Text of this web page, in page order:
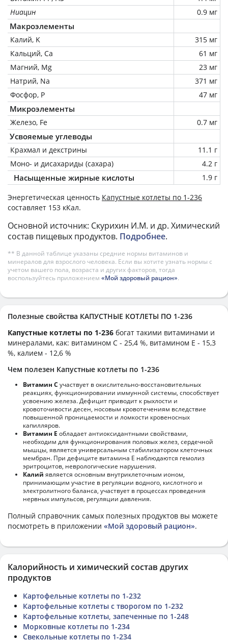
Ниацин
0.9 мг
Макроэлементы
Калий, K
315 мг
Кальций, Ca
61 мг
Магний, Mg
23 мг
Натрий, Na
371 мг
Фосфор, P
47 мг
Микроэлементы
Железо, Fe 0.7 мг
Усвояемые углеводы
Крахмал и декстрины
11.1 г
Моно- и дисахариды (сахара)
4.2 г
Насыщенные жирные кислоты 1.9 г
Энергетическая ценность Капустные котлеты по 1-236
составляет 153 кКал.
Основной источник: Скурихин И.М. и др. Химический
состав пищевых продуктов. Подробнее.
** В данной таблице указаны средние нормы витаминов и
минералов для взрослого человека. Если вы хотите узнать нормы с
учетом вашего пола, возраста и других факторов, тогда
воспользуйтесь приложением «Мой здоровый рацион».
Полезные свойства КАПУСТНЫЕ КОТЛЕТЫ ПО 1-236
Капустные котлеты по 1-236 богат такими витаминами и
минералами, как: витамином C - 25,4 %, витамином E - 15,3
%, калием - 12,6 %
Чем полезен Капустные котлеты по 1-236
Витамин С участвует в окислительно-восстановительных
реакциях, функционировании иммунной системы, способствует
усвоению железа. Дефицит приводит к рыхлости и
кровоточивости десен, носовым кровотечениям вследствие
повышенной проницаемости и ломкости кровеносных
капилляров.
Витамин Е обладает антиоксидантными свойствами,
необходим для функционирования половых желез, сердечной
мышцы, является универсальным стабилизатором клеточных
мембран. При дефиците витамина Е наблюдаются гемолиз
эритроцитов, неврологические нарушения.
Калий является основным внутриклеточным ионом,
принимающим участие в регуляции водного, кислотного и
электролитного баланса, участвует в процессах проведения
нервных импульсов, регуляции давления.
Полный справочник самых полезных продуктов вы можете
посмотреть в приложении «Мой здоровый рацион».
Калорийность и химический состав других
продуктов
Картофельные котлеты по 1-232
Картофельные котлеты с творогом по 1-232
Картофельные котлеты, запеченные по 1-248
Морковные котлеты по 1-234
Свекольные котлеты по 1-234